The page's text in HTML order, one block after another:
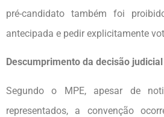
pré-candidato também foi
antecipada e pedir explicitamente
Descumprimento da decisão judicial
Segundo o MPE, apesar de
representados, a convenção